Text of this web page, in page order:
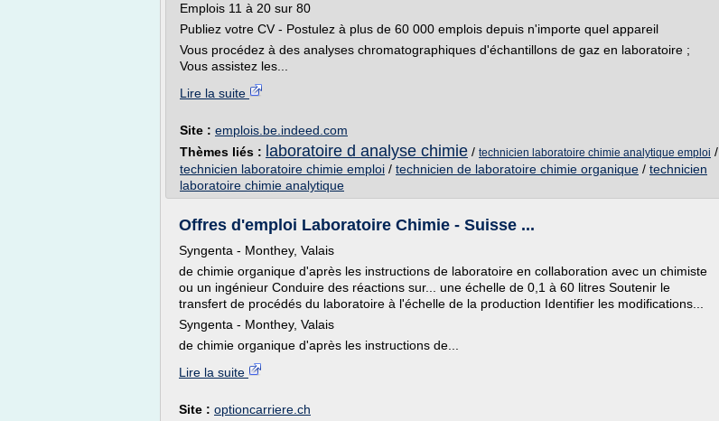
Emplois 11 à 20 sur 80
Publiez votre CV - Postulez à plus de 60 000 emplois depuis n'importe quel appareil
Vous procédez à des analyses chromatographiques d'échantillons de gaz en laboratoire ;
Vous assistez les...
Lire la suite
Site : emplois.be.indeed.com
Thèmes liés : laboratoire d analyse chimie / technicien laboratoire chimie analytique emploi /
technicien laboratoire chimie emploi / technicien de laboratoire chimie organique / technicien
laboratoire chimie analytique
Offres d'emploi Laboratoire Chimie - Suisse ...
Syngenta - Monthey, Valais
de chimie organique d'après les instructions de laboratoire en collaboration avec un chimiste
ou un ingénieur Conduire des réactions sur... une échelle de 0,1 à 60 litres Soutenir le
transfert de procédés du laboratoire à l'échelle de la production Identifier les modifications...
Syngenta - Monthey, Valais
de chimie organique d'après les instructions de...
Lire la suite
Site : optioncarriere.ch